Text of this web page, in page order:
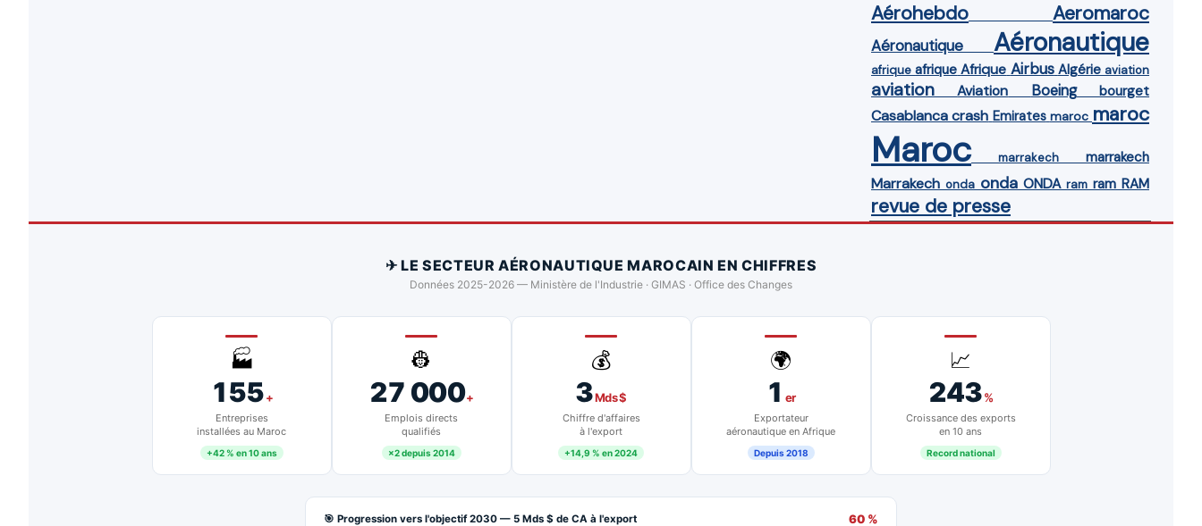
Aérohebdo Aeromaroc
Aéronautique Aéronautique
afrique afrique Afrique Airbus Algérie aviation
aviation Aviation Boeing bourget
Casablanca crash Emirates maroc maroc
Maroc marrakech marrakech
Marrakech onda onda ONDA ram ram RAM
revue de presse
✈ LE SECTEUR AÉRONAUTIQUE MAROCAIN EN CHIFFRES
Données 2025-2026 — Ministère de l'Industrie · GIMAS · Office des Changes
🏭
155+
Entreprises
installées au Maroc
+42 % en 10 ans
👷
27 000+
Emplois directs
qualifiés
×2 depuis 2014
💰
3Mds $
Chiffre d'affaires
à l'export
+14,9 % en 2024
🌍
1 er
Exportateur
aéronautique en Afrique
Depuis 2018
📈
243%
Croissance des exports
en 10 ans
Record national
🎯 Progression vers l'objectif 2030 — 5 Mds $ de CA à l'export 60 %